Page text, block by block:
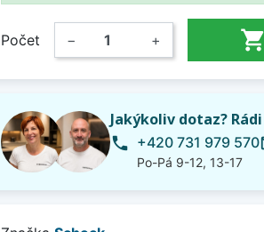
Počet − + 
Jakýkoliv dotaz?
phone +420 731 979 570
Po-Pá 9-12, 13-17